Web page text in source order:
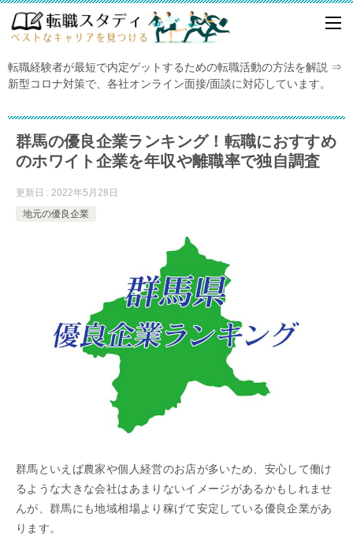
転職経験者が最短で内定ゲットするための転職活動の方法を解説 ⇒
新型コロナ対策で、各社オンライン面接/面談に対応しています。
群馬の優良企業ランキング！転職におすすめ
のホワイト企業を年収や離職率で独自調査
更新日 : 2022年5月28日
地元の優良企業
群馬といえば農家や個人経営のお店が多いため、安心して働け
るような大きな会社はあまりないイメージがあるかもしれませ
んが、群馬にも地域相場より稼げて安定している優良企業があ
ります。